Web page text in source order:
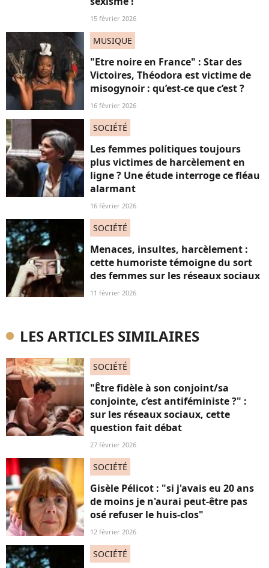
15 février 2026
MUSIQUE
"Etre noire en France" : Star des
Victoires, Théodora est victime de
misogynoir : qu’est-ce que c’est ?
16 février 2026
SOCIÉTÉ
Les femmes politiques toujours
plus victimes de harcèlement en
ligne ? Une étude interroge ce fléau
alarmant
16 février 2026
SOCIÉTÉ
Menaces, insultes, harcèlement :
cette humoriste témoigne du sort
des femmes sur les réseaux sociaux
11 février 2026
LES ARTICLES SIMILAIRES
SOCIÉTÉ
"Être fidèle à son conjoint/sa
conjointe, c’est antiféministe ?" :
sur les réseaux sociaux, cette
question fait débat
27 février 2026
SOCIÉTÉ
Gisèle Pélicot : "si j'avais eu 20 ans
de moins je n'aurai peut-être pas
osé refuser le huis-clos"
12 février 2026
SOCIÉTÉ